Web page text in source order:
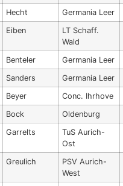
Hecht
Germania Leer
Eiben
LT Schaff.
Wald
Benteler
Germania Leer
Sanders
Germania Leer
Beyer
Conc. Ihrhove
Bock
Oldenburg
Garrelts
TuS Aurich-
Ost
Greulich
PSV Aurich-
West